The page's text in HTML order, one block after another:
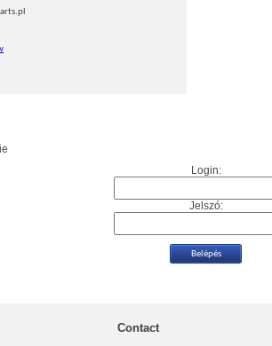
Login:
Jelszó:
Contact